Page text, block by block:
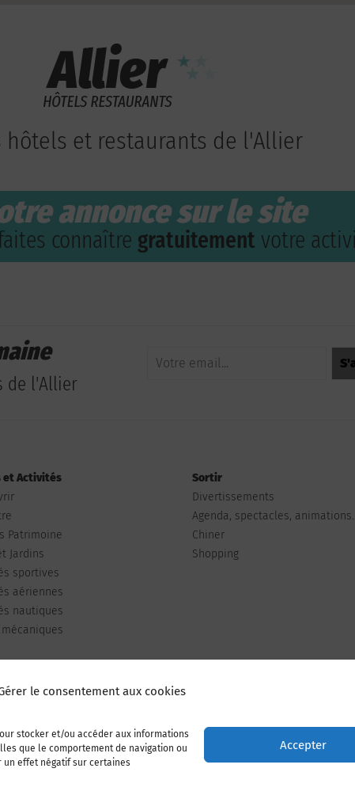
le consentement aux cookies
stocker et/ou accéder aux informations
que le comportement de navigation ou
un effet négatif sur certaines
Accepter
hôtels et restaurants de l'Allier
annonce sur le site
connaître gratuitement votre
de l'Allier
et Activités
Patrimoine
Jardins
sportives
aériennes
nautiques
Sortir
Divertissements
Agenda, spectacles,
Chiner
Shopping
annonce Adhérer à l’association Nous